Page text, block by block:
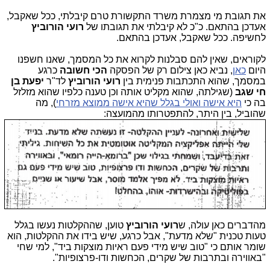
את תגובת מי מצמרת משרד התקשורת טרם קיבלתי, ככל שאקבל,
אעדכן בהתאם. כ"כ לא קיבלתי את תגובתו של רועי הורוביץ
לחשיפה. ככל שאקבל, אעדכן בהתאם.
לקוראים, שאין להם סבלנות לקרוא את כל המסמך, שאנו חשפנו
היום כאן, נביא כאן צילום רק של הפסקה הכי חשובה כרגע
במסמך, שהוא התכתבות פנימית בין רועי הורוביץ לד"ר יפעת בן
חי שגב (שגילתה, שהוא מקליט אותה וכן טענה כלפיו שהוא מזלזל
בה כי היא אישה ואולי בגלל שהיא אישה ממוצא מזרחי), מה
שהוביל, בין היתר, להתפטרותו מהמועצה:
מהדברים כאן עולה, שרועי הורוביץ טוען, שההקלטות נעשו בגלל
טעות טכנית "שלא מדעת", אבל כרגע, שיש בידו את ההקלטות, הוא
שומר אותם כי "טוב שיש מידי פעם ראיות מוצקות ביד", למי שחי
"באווירה ובתרבות של שקרים, הכחשות ודו-פרצופיות".